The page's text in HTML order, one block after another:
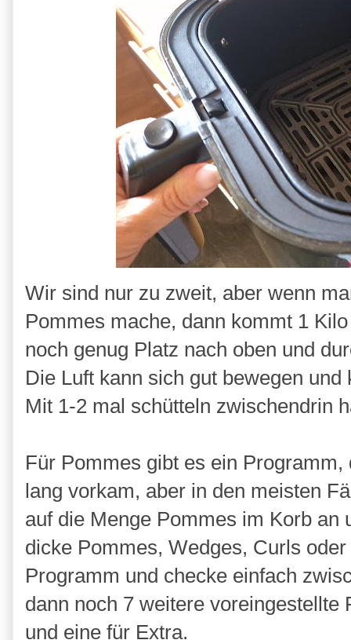
Wir sind nur zu zweit, aber wenn
Pommes mache, dann kommt 1
noch genug Platz nach oben und
Die Luft kann sich gut bewegen
Mit 1-2 mal schütteln zwischendrin
Für Pommes gibt es ein
lang vorkam, aber in den meisten
auf die Menge Pommes im Korb an
dicke Pommes, Wedges, Curls
Programm und checke einfach
dann noch 7 weitere
und eine für Extra.